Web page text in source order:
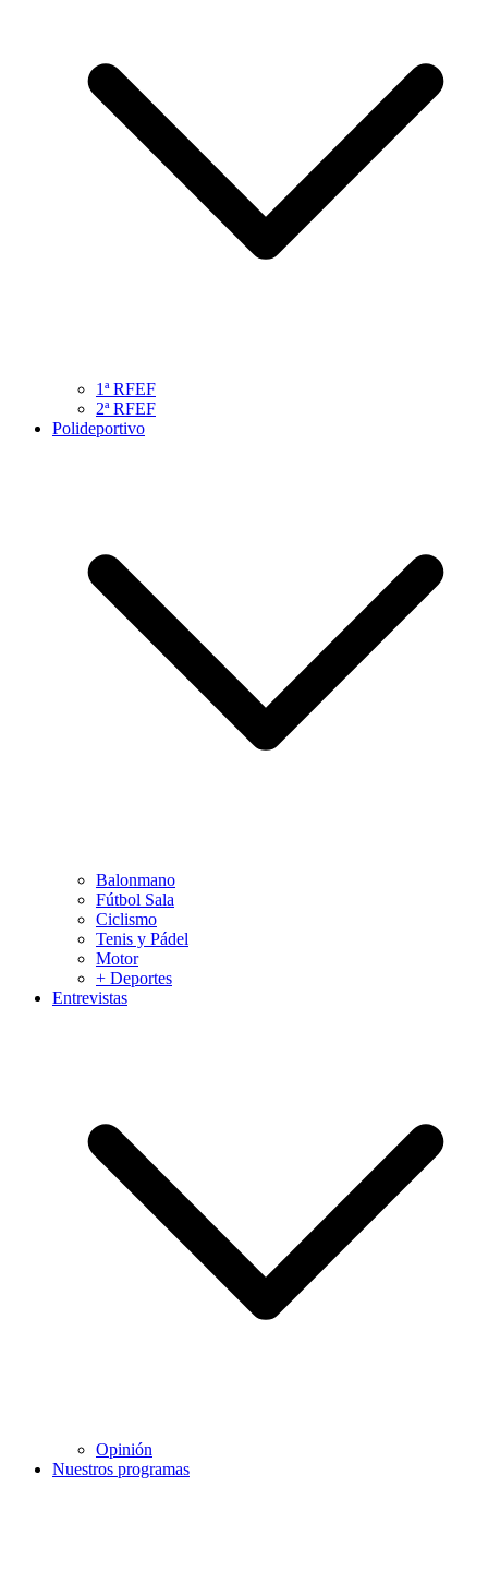
1ª RFEF
2ª RFEF
Polideportivo
Balonmano
Fútbol Sala
Ciclismo
Tenis y Pádel
Motor
+ Deportes
Entrevistas
Opinión
Nuestros programas